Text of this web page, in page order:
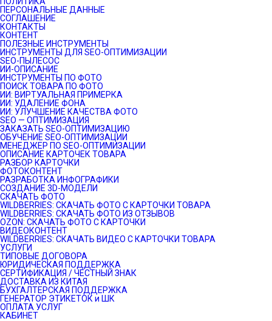
ПЕРСОНАЛЬНЫЕ ДАННЫЕ
СОГЛАШЕНИЕ
КОНТАКТЫ
КОНТЕНТ
ПОЛЕЗНЫЕ ИНСТРУМЕНТЫ
ИНСТРУМЕНТЫ ДЛЯ SEO-ОПТИМИЗАЦИИ
SEO-ПЫЛЕСОС
ИИ-ОПИСАНИЕ
ИНСТРУМЕНТЫ ПО ФОТО
ПОИСК ТОВАРА ПО ФОТО
ИИ: ВИРТУАЛЬНАЯ ПРИМЕРКА
ИИ: УДАЛЕНИЕ ФОНА
ИИ: УЛУЧШЕНИЕ КАЧЕСТВА ФОТО
SEO — ОПТИМИЗАЦИЯ
ЗАКАЗАТЬ SEO-ОПТИМИЗАЦИЮ
ОБУЧЕНИЕ SEO-ОПТИМИЗАЦИИ
МЕНЕДЖЕР ПО SEO-ОПТИМИЗАЦИИ
ОПИСАНИЕ КАРТОЧЕК ТОВАРА
РАЗБОР КАРТОЧКИ
ФОТОКОНТЕНТ
РАЗРАБОТКА ИНФОГРАФИКИ
СОЗДАНИЕ 3D-МОДЕЛИ
СКАЧАТЬ ФОТО
WILDBERRIES: СКАЧАТЬ ФОТО С КАРТОЧКИ ТОВАРА
WILDBERRIES: СКАЧАТЬ ФОТО ИЗ ОТЗЫВОВ
OZON: СКАЧАТЬ ФОТО С КАРТОЧКИ
ВИДЕОКОНТЕНТ
WILDBERRIES: СКАЧАТЬ ВИДЕО С КАРТОЧКИ ТОВАРА
УСЛУГИ
ТИПОВЫЕ ДОГОВОРА
ЮРИДИЧЕСКАЯ ПОДДЕРЖКА
СЕРТИФИКАЦИЯ / ЧЕСТНЫЙ ЗНАК
ДОСТАВКА ИЗ КИТАЯ
БУХГАЛТЕРСКАЯ ПОДДЕРЖКА
ГЕНЕРАТОР ЭТИКЕТОК и ШК
ОПЛАТА УСЛУГ
КАБИНЕТ